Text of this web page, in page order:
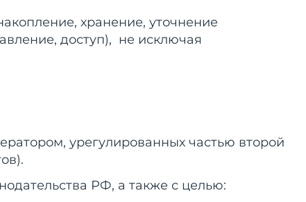
хранение, уточнение
доступ), не исключая
урегулированных частью второй
РФ, а также с целью: